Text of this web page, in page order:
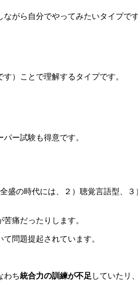
がら自分でやってみたいタイプです
）ことで理解するタイプです。
ー試験も得意です。
盛の時代には、２）聴覚言語型、
痛だったりします。
問題提起されています。
わち統合力の訓練が不足 していたリ、